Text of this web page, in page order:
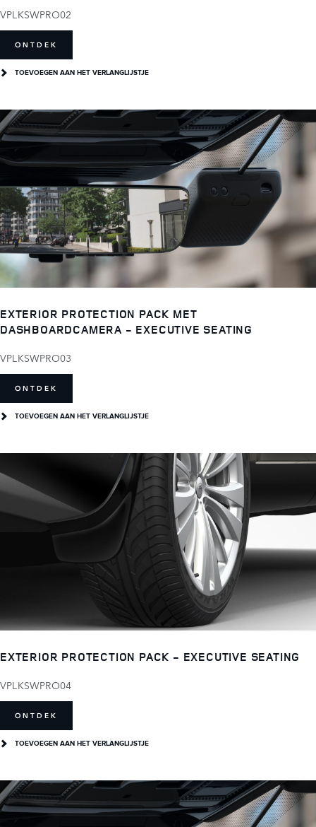
VPLKSWPRO02
ONTDEK
TOEVOEGEN AAN HET VERLANGLIJSTJE
EXTERIOR PROTECTION PACK MET
DASHBOARDCAMERA - EXECUTIVE SEATING
VPLKSWPRO03
ONTDEK
TOEVOEGEN AAN HET VERLANGLIJSTJE
EXTERIOR PROTECTION PACK - EXECUTIVE SEATING
VPLKSWPRO04
ONTDEK
TOEVOEGEN AAN HET VERLANGLIJSTJE